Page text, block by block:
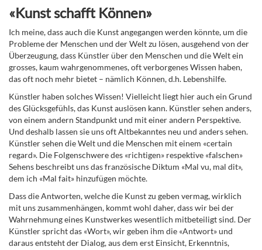
«Kunst schafft Können»
Ich meine, dass auch die Kunst angegangen werden könnte, um die
Probleme der Menschen und der Welt zu lösen, ausgehend von der
Überzeugung, dass Künstler über den Menschen und die Welt ein
grosses, kaum wahrgenommenes, oft verborgenes Wissen haben,
das oft noch mehr bietet – nämlich Können, d.h. Lebenshilfe.
Künstler haben solches Wissen! Vielleicht liegt hier auch ein Grund
des Glücksgefühls, das Kunst auslösen kann. Künstler sehen anders,
von einem andern Standpunkt und mit einer andern Perspektive.
Und deshalb lassen sie uns oft Altbekanntes neu und anders sehen.
Künstler sehen die Welt und die Menschen mit einem «certain
regard». Die Folgenschwere des «richtigen» respektive «falschen»
Sehens beschreibt uns das französische Diktum «Mal vu, mal dit»,
dem ich «Mal fait» hinzufügen möchte.
Dass die Antworten, welche die Kunst zu geben vermag, wirklich
mit uns zusammenhängen, kommt wohl daher, dass wir bei der
Wahrnehmung eines Kunstwerkes wesentlich mitbeteiligt sind. Der
Künstler spricht das «Wort», wir geben ihm die «Antwort» und
daraus entsteht der Dialog, aus dem erst Einsicht, Erkenntnis,